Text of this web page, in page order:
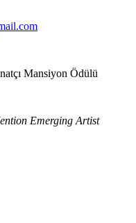
Mansiyon Ödülü
Emerging Artist